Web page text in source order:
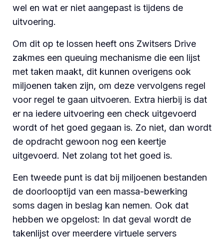
wel en wat er niet aangepast is tijdens de
uitvoering.
Om dit op te lossen heeft ons Zwitsers Drive
zakmes een queuing mechanisme die een lijst
met taken maakt, dit kunnen overigens ook
miljoenen taken zijn, om deze vervolgens regel
voor regel te gaan uitvoeren. Extra hierbij is dat
er na iedere uitvoering een check uitgevoerd
wordt of het goed gegaan is. Zo niet, dan wordt
de opdracht gewoon nog een keertje
uitgevoerd. Net zolang tot het goed is.
Een tweede punt is dat bij miljoenen bestanden
de doorlooptijd van een massa-bewerking
soms dagen in beslag kan nemen. Ook dat
hebben we opgelost: In dat geval wordt de
takenlijst over meerdere virtuele servers